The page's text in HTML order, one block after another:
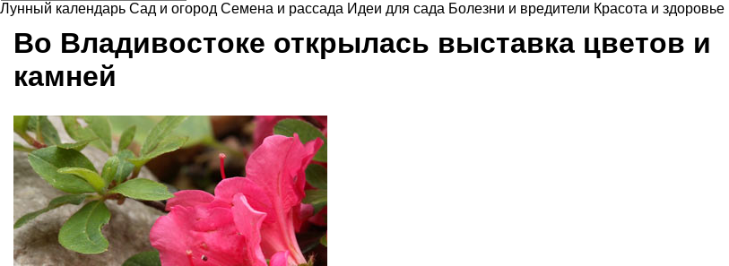
Лунный календарь Сад и огород Семена и рассада Идеи для сада Болезни и вредители Красота и здоровье
Во Владивостоке открылась выставка цветов и
камней